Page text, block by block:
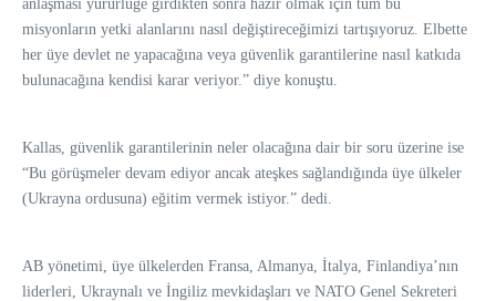
anlaşması yürürlüğe girdikten sonra hazır olmak için tüm bu
misyonların yetki alanlarını nasıl değiştireceğimizi tartışıyoruz. Elbette
her üye devlet ne yapacağına veya güvenlik garantilerine nasıl katkıda
bulunacağına kendisi karar veriyor.” diye konuştu.
Kallas, güvenlik garantilerinin neler olacağına dair bir soru üzerine ise
“Bu görüşmeler devam ediyor ancak ateşkes sağlandığında üye ülkeler
(Ukrayna ordusuna) eğitim vermek istiyor.” dedi.
AB yönetimi, üye ülkelerden Fransa, Almanya, İtalya, Finlandiya’nın
liderleri, Ukraynalı ve İngiliz mevkidaşları ve NATO Genel Sekreteri